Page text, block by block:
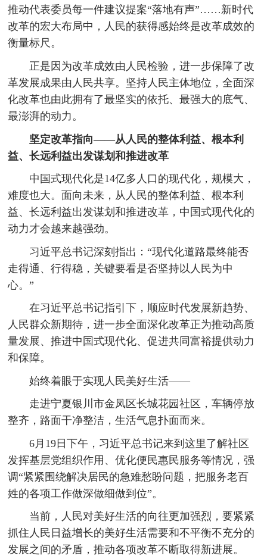
推动代表委员每一件建议提案“落地有声”……新时代
改革的宏大布局中，人民的获得感始终是改革成效的
衡量标尺。
正是因为改革成效由人民检验，进一步保障了改
革发展成果由人民共享。坚持人民主体地位，全面深
化改革也由此拥有了最坚实的依托、最强大的底气、
最澎湃的动力。
坚定改革指向——从人民的整体利益、根本利
益、长远利益出发谋划和推进改革
中国式现代化是14亿多人口的现代化，规模大，
难度也大。面向未来，从人民的整体利益、根本利
益、长远利益出发谋划和推进改革，中国式现代化的
动力才会越来越强劲。
习近平总书记深刻指出：“现代化道路最终能否
走得通、行得稳，关键要看是否坚持以人民为中
心。”
在习近平总书记指引下，顺应时代发展新趋势、
人民群众新期待，进一步全面深化改革正为推动高质
量发展、推进中国式现代化、促进共同富裕提供动力
和保障。
始终着眼于实现人民美好生活——
走进宁夏银川市金凤区长城花园社区，车辆停放
整齐，路面干净整洁，生活气息扑面而来。
6月19日下午，习近平总书记来到这里了解社区
发挥基层党组织作用、优化便民惠民服务等情况，强
调“紧紧围绕解决居民的急难愁盼问题，把服务老百
姓的各项工作做深做细做到位”。
当前，人民对美好生活的向往更加强烈，要紧紧
抓住人民日益增长的美好生活需要和不平衡不充分的
发展之间的矛盾，推动各项改革不断取得新进展。